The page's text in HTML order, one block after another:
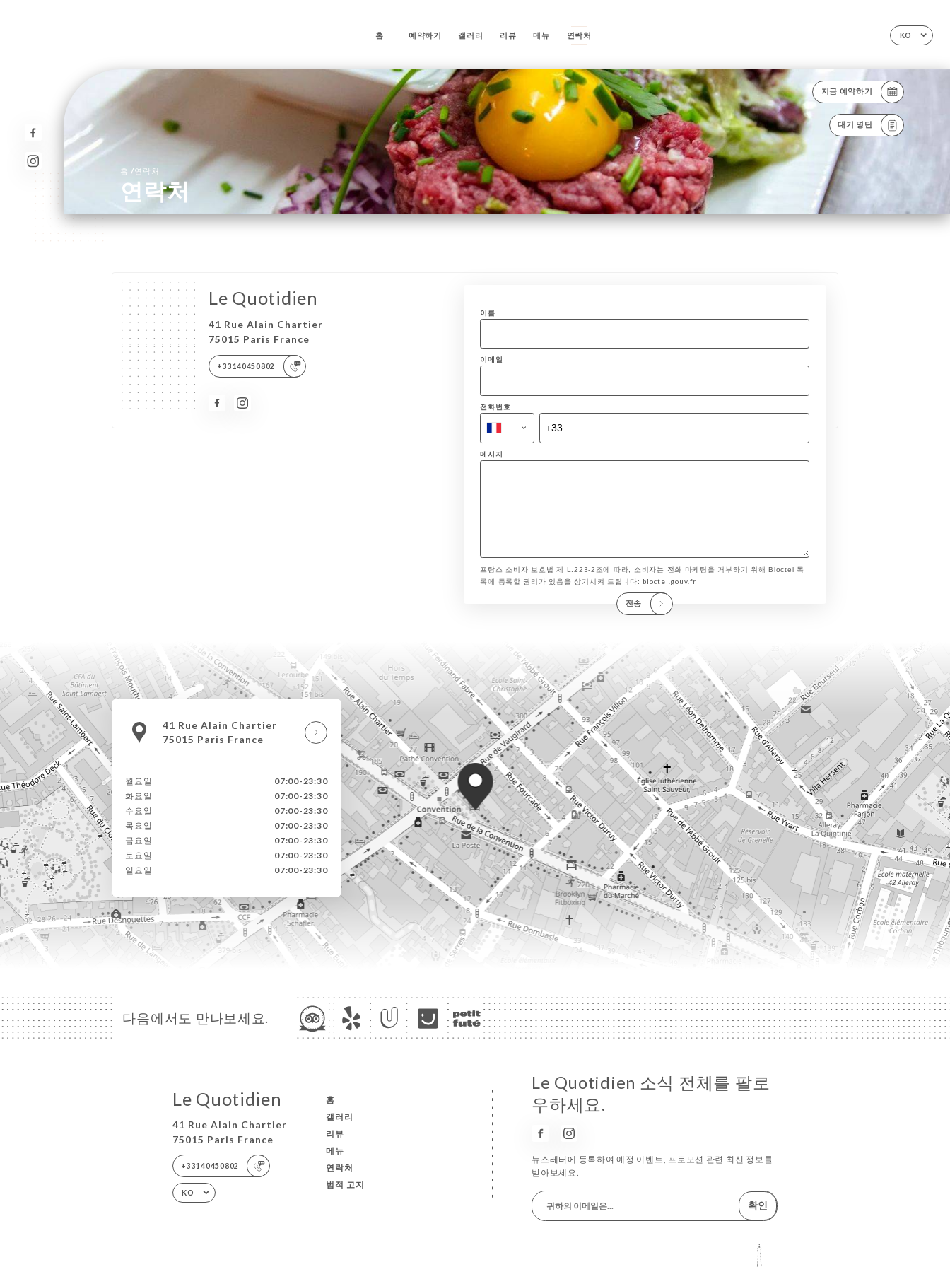
KO
홈 예약하기 갤러리 리뷰 메뉴 연락처
지금 예약하기
대기 명단
홈 /연락처
연락처
Le Quotidien
41 Rue Alain Chartier
75015 Paris France
+33140450802
이름
이메일
전화번호
메시지
프랑스 소비자 보호법 제 L.223-2조에 따라, 소비자는 전화 마케팅을 거부하기 위해 Bloctel 목
록에 등록할 권리가 있음을 상기시켜 드립니다: bloctel.gouv.fr
전송
41 Rue Alain Chartier
75015 Paris France
월요일
07:00-23:30
화요일
07:00-23:30
수요일
07:00-23:30
목요일
07:00-23:30
금요일
07:00-23:30
토요일
07:00-23:30
일요일
07:00-23:30
다음에서도 만나보세요.
Le Quotidien
41 Rue Alain Chartier
75015 Paris France
+33140450802
KO
홈
갤러리
리뷰
메뉴
연락처
법적 고지
Le Quotidien 소식 전체를 팔로
우하세요.
뉴스레터에 등록하여 예정 이벤트, 프로모션 관련 최신 정보를
받아보세요.
확인